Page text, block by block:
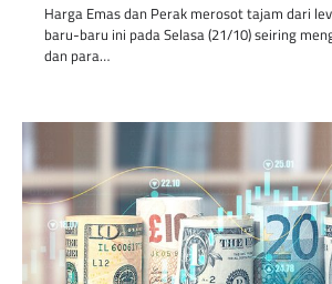
Harga Emas dan Perak merosot tajam dari
baru-baru ini pada Selasa (21/10) seiring
dan para…